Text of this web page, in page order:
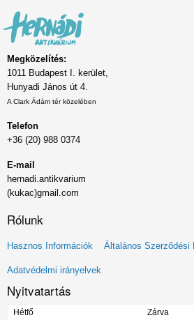
Megközelítés:
1011 Budapest I. kerület,
Hunyadi János út 4.
A Clark Ádám tér közelében
Telefon
+36 (20) 988 0374
E-mail
hernadi.antikvarium
(kukac)gmail.com
Rólunk
Lábléc
menü
Hasznos Információk Általános Szerződési
Adatvédelmi irányelvek
Nyitvatartás
Hétfő
Zárva